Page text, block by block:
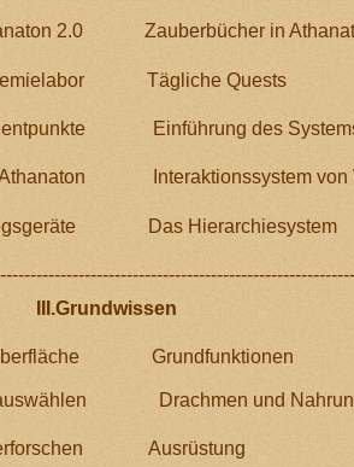
2.0 Zauberbücher in
Tägliche Quests
Einführung des
Interaktionssystem
Das Hierarchiesystem
Grundfunktionen
Drachmen und
Ausrüstung